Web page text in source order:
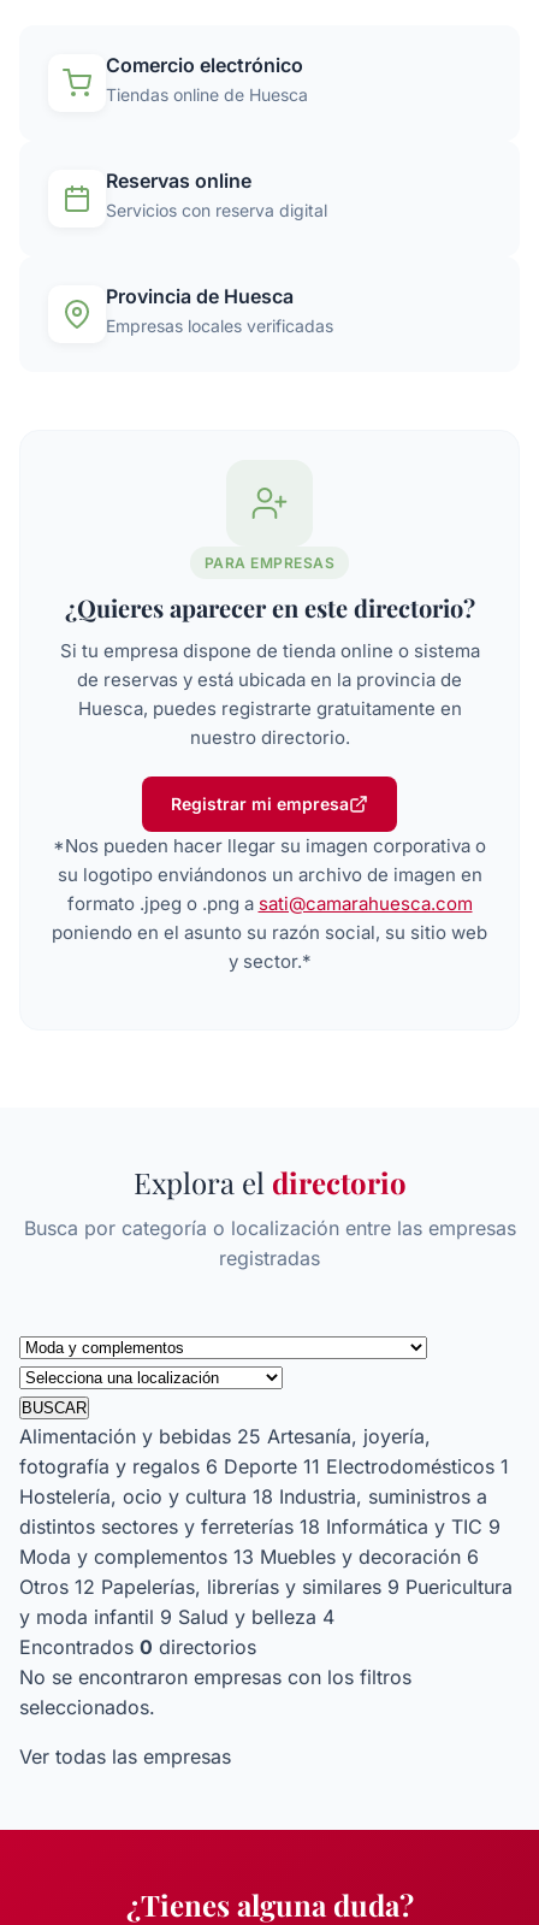
Comercio electrónico
Tiendas online de Huesca
Reservas online
Servicios con reserva digital
Provincia de Huesca
Empresas locales verificadas
PARA EMPRESAS
¿Quieres aparecer en este directorio?
Si tu empresa dispone de tienda online o sistema
de reservas y está ubicada en la provincia de
Huesca, puedes registrarte gratuitamente en
nuestro directorio.
Registrar mi empresa
*Nos pueden hacer llegar su imagen corporativa o
su logotipo enviándonos un archivo de imagen en
formato .jpeg o .png a sati@camarahuesca.com
poniendo en el asunto su razón social, su sitio web
y sector.*
Explora el directorio
Busca por categoría o localización entre las empresas
registradas
BUSCAR
Alimentación y bebidas 25 Artesanía, joyería,
fotografía y regalos 6 Deporte 11 Electrodomésticos 1
Hostelería, ocio y cultura 18 Industria, suministros a
distintos sectores y ferreterías 18 Informática y TIC 9
Moda y complementos 13 Muebles y decoración 6
Otros 12 Papelerías, librerías y similares 9 Puericultura
y moda infantil 9 Salud y belleza 4
Encontrados 0 directorios
No se encontraron empresas con los filtros
seleccionados.
Ver todas las empresas
¿Tienes alguna duda?